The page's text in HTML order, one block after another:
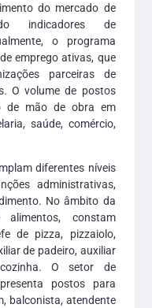
do mercado de
indicadores de
o programa
emprego ativas, que
parceiras de
O volume de postos
de mão de obra em
saúde, comércio,
diferentes níveis
administrativas,
No âmbito da
constam
de pizza, pizzaiolo,
de padeiro, auxiliar
O setor de
postos para
balconista, atendente